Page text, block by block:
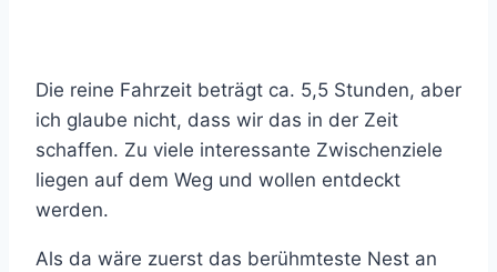
Die reine Fahrzeit beträgt ca. 5,5 Stunden, aber
ich glaube nicht, dass wir das in der Zeit
schaffen. Zu viele interessante Zwischenziele
liegen auf dem Weg und wollen entdeckt
werden.
Als da wäre zuerst das berühmteste Nest an